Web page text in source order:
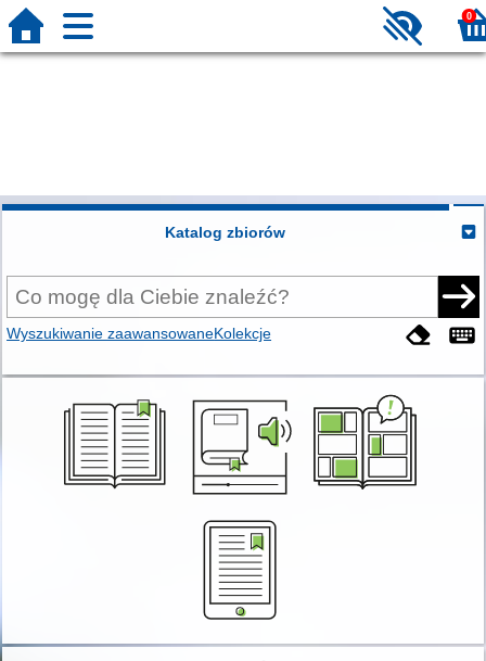
0
Katalog zbiorów
Wyszukiwanie zaawansowaneKolekcje